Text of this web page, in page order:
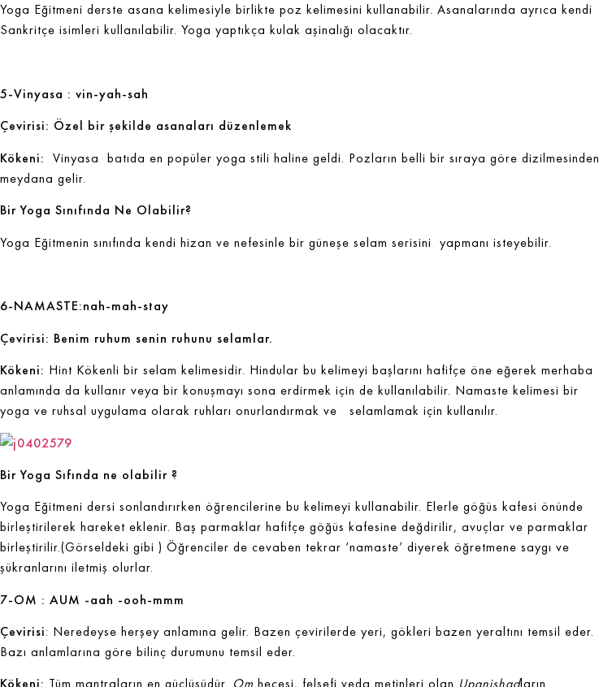
Yoga Eğitmeni derste asana kelimesiyle birlikte poz kelimesini kullanabilir. Asanalarında ayrıca kendi
Sankritçe isimleri kullanılabilir. Yoga yaptıkça kulak aşinalığı olacaktır.
5-Vinyasa : vin-yah-sah
Çevirisi: Özel bir şekilde asanaları düzenlemek
Kökeni: Vinyasa batıda en popüler yoga stili haline geldi. Pozların belli bir sıraya göre dizilmesinden
meydana gelir.
Bir Yoga Sınıfında Ne Olabilir?
Yoga Eğitmenin sınıfında kendi hizan ve nefesinle bir güneşe selam serisini yapmanı isteyebilir.
6-NAMASTE:nah-mah-stay
Çevirisi: Benim ruhum senin ruhunu selamlar.
Kökeni: Hint Kökenli bir selam kelimesidir. Hindular bu kelimeyi başlarını hafifçe öne eğerek merhaba
anlamında da kullanır veya bir konuşmayı sona erdirmek için de kullanılabilir. Namaste kelimesi bir
yoga ve ruhsal uygulama olarak ruhları onurlandırmak ve selamlamak için kullanılır.
Bir Yoga Sıfında ne olabilir ?
Yoga Eğitmeni dersi sonlandırırken öğrencilerine bu kelimeyi kullanabilir. Elerle göğüs kafesi önünde
birleştirilerek hareket eklenir. Baş parmaklar hafifçe göğüs kafesine değdirilir, avuçlar ve parmaklar
birleştirilir.(Görseldeki gibi ) Öğrenciler de cevaben tekrar ‘namaste’ diyerek öğretmene saygı ve
şükranlarını iletmiş olurlar.
7-OM : AUM -aah -ooh-mmm
Çevirisi: Neredeyse herşey anlamına gelir. Bazen çevirilerde yeri, gökleri bazen yeraltını temsil eder.
Bazı anlamlarına göre bilinç durumunu temsil eder.